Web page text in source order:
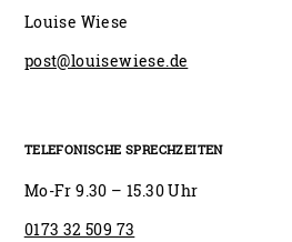
Louise Wiese
post@louisewiese.de
TELEFONISCHE SPRECHZEITEN
Mo-Fr 9.30 – 15.30 Uhr
0173 32 509 73